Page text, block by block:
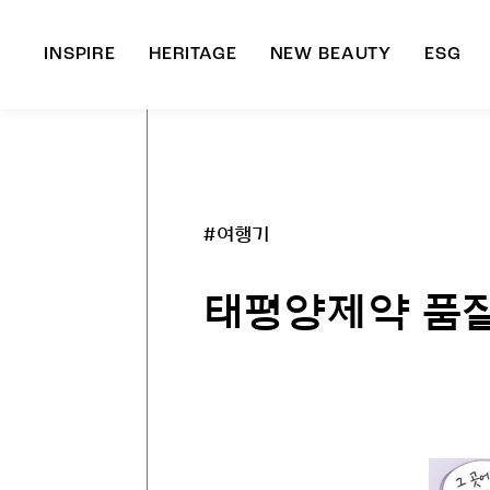
INSPIRE HERITAGE NEW BEAUTY ESG
#여행기
태평양제약 품